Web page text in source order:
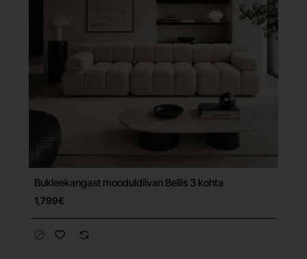
Tasuta tarne
Bukleekangast mooduldiivan Bellis 3 kohta
1,799€